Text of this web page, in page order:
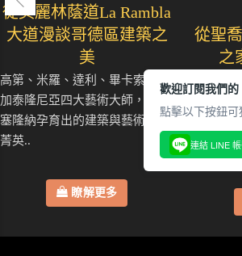
從美麗林蔭道La Rambla
大道漫談哥德區建築之
美
高第、米羅、達利、畢卡索人稱
加泰隆尼亞四大藝術大師，是巴
塞隆納孕育出的建築與藝術文化
菁英..
瞭解更多
從聖
之
整棟六層
架，流動
的馬賽克
神..
歡迎訂閱我們
點擊以下按鈕可
連結 LINE